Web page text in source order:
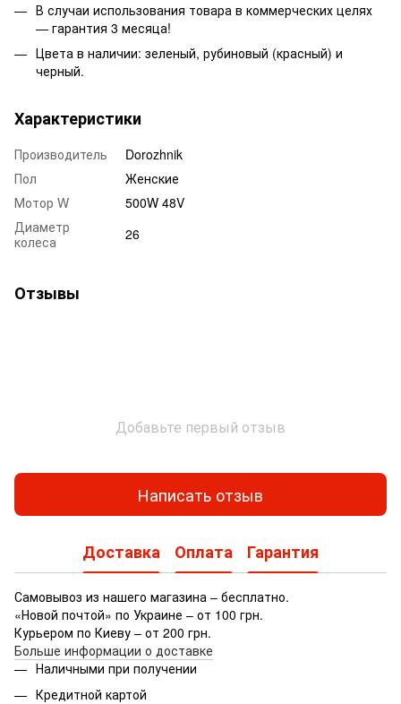
В случаи использования товара в коммерческих целях
— гарантия 3 месяца!
Цвета в наличии: зеленый, рубиновый (красный) и
черный.
Характеристики
Производитель
Dorozhnik
Пол
Женские
Мотор W
500W 48V
Диаметр
колеса
26
Отзывы
Добавьте первый отзыв
Написать отзыв
Доставка Оплата Гарантия
Самовывоз из нашего магазина – бесплатно.
«Новой почтой» по Украине – от 100 грн.
Курьером по Киеву – от 200 грн.
Больше информации о доставке
Наличными при получении
Кредитной картой